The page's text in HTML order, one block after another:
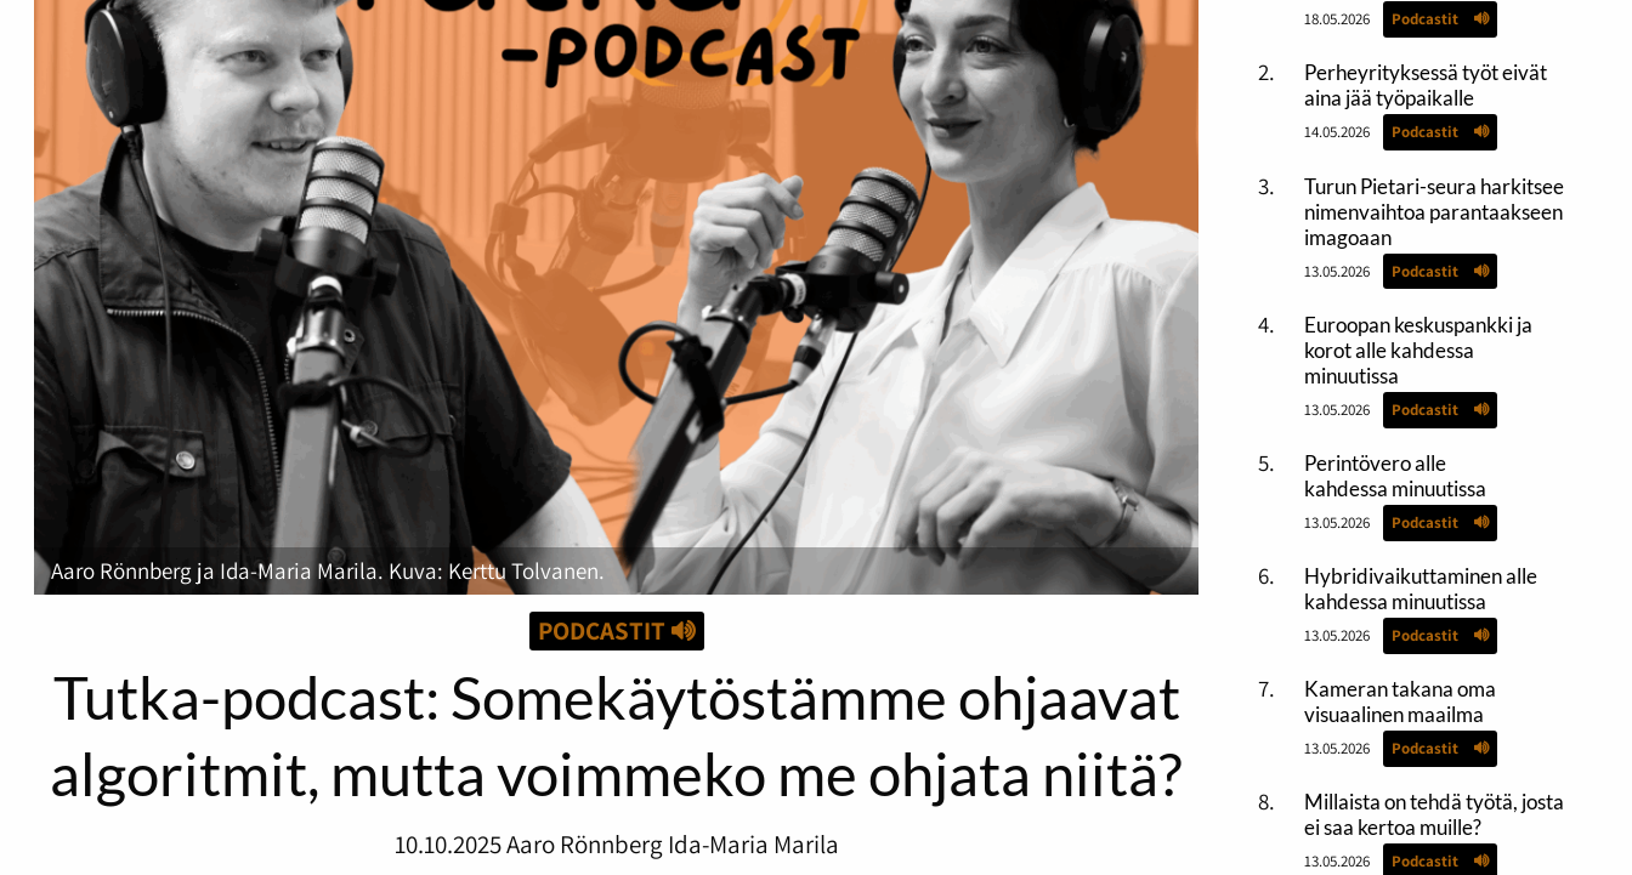
Aaro Rönnberg ja Ida-Maria Marila. Kuva: Kerttu Tolvanen.
PODCASTIT
Tutka-podcast: Somekäytöstämme ohjaavat
algoritmit, mutta voimmeko me ohjata niitä?
10.10.2025Aaro Rönnberg Ida-Maria Marila
18.05.2026 Podcastit
Perheyrityksessä työt eivät
aina jää työpaikalle
14.05.2026 Podcastit
Turun Pietari-seura harkitsee
nimenvaihtoa parantaakseen
imagoaan
13.05.2026 Podcastit
Euroopan keskuspankki ja
korot alle kahdessa
minuutissa
13.05.2026 Podcastit
Perintövero alle
kahdessa minuutissa
13.05.2026 Podcastit
Hybridivaikuttaminen alle
kahdessa minuutissa
13.05.2026 Podcastit
Kameran takana oma
visuaalinen maailma
13.05.2026 Podcastit
Millaista on tehdä työtä, josta
ei saa kertoa muille?
13.05.2026 Podcastit